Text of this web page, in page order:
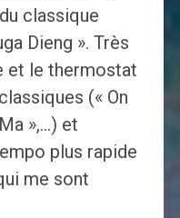
classique
Dieng ». Très
et le thermostat
(« On
»,…) et
plus rapide
me sont